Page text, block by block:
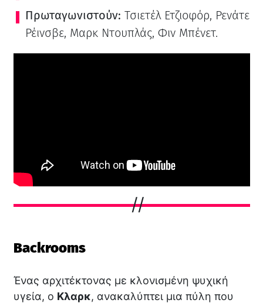
Πρωταγωνιστούν: Τσιετέλ Ετζιοφόρ, Ρενάτε
Ρέινσβε, Μαρκ Ντουπλάς, Φιν Μπένετ.
Backrooms
Ένας αρχιτέκτονας με κλονισμένη ψυχική
υγεία, ο Κλαρκ, ανακαλύπτει μια πύλη που